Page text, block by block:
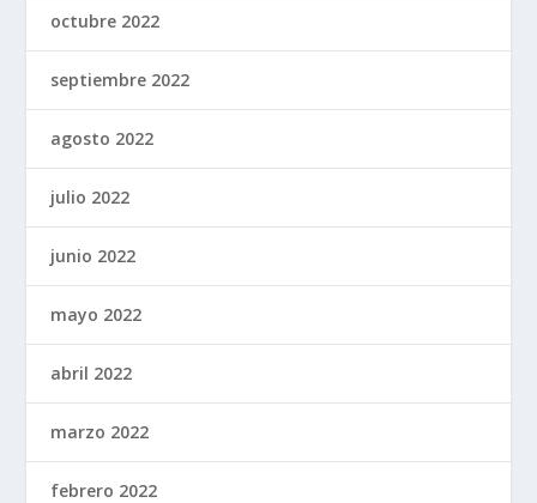
octubre 2022
septiembre 2022
agosto 2022
julio 2022
junio 2022
mayo 2022
abril 2022
marzo 2022
febrero 2022